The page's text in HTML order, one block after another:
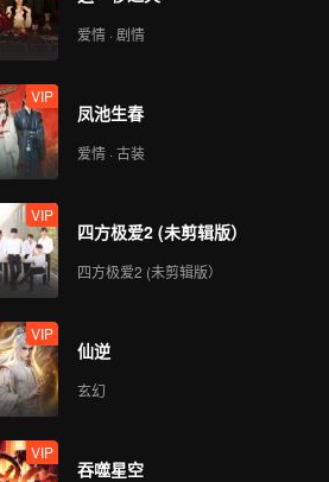
爱情 · 剧情
VIP
凤池生春
爱情 · 古装
VIP
四方极爱2 (未剪辑版）
四方极爱2 (未剪辑版）
VIP
仙逆
玄幻
VIP
吞噬星空